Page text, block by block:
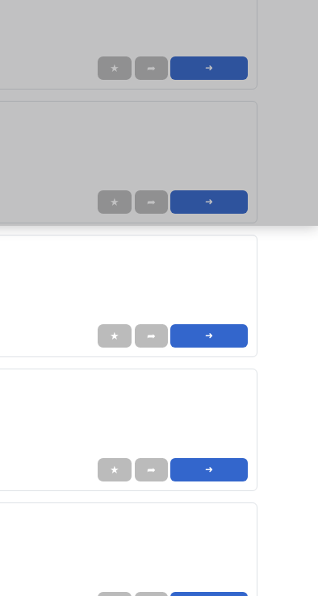
★ ➦ ➜
★ ➦ ➜
★ ➦ ➜
★ ➦ ➜